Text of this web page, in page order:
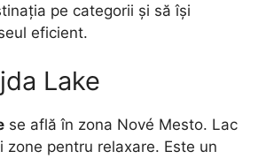
pe categorii și să își
eficient.
Lake
se află în zona Nové Mesto. Lac
zone pentru relaxare. Este un